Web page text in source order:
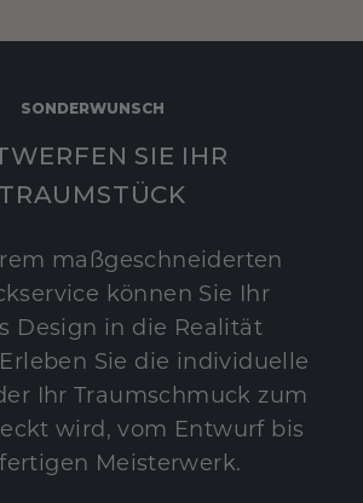
SONDERWUNSCH
SIE IHR
TRAUMSTÜCK
maßgeschneiderten
können Sie Ihr
Design in die Realität
Sie die individuelle
Ihr Traumschmuck zum
wird, vom Entwurf bis
Meisterwerk.